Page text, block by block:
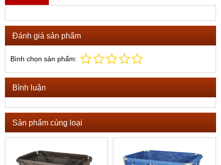
Đánh giá sản phẩm
Bình chọn sản phẩm:
Bình luận
Sản phẩm cùng loại